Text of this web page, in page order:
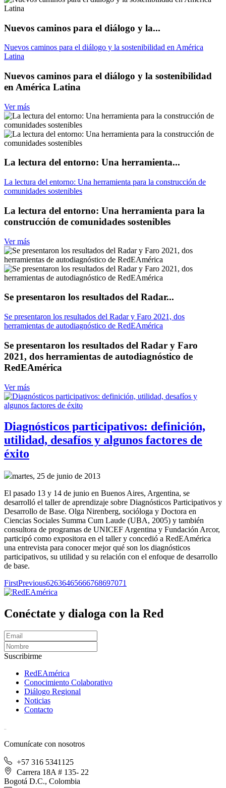
Nuevos caminos para el diálogo y la...
Nuevos caminos para el diálogo y la sostenibilidad en América
Latina
Nuevos caminos para el diálogo y la sostenibilidad
en América Latina
Ver más
La lectura del entorno: Una herramienta...
La lectura del entorno: Una herramienta para la construcción de
comunidades sostenibles
La lectura del entorno: Una herramienta para la
construcción de comunidades sostenibles
Ver más
Se presentaron los resultados del Radar...
Se presentaron los resultados del Radar y Faro 2021, dos
herramientas de autodiagnóstico de RedEAmérica
Se presentaron los resultados del Radar y Faro
2021, dos herramientas de autodiagnóstico de
RedEAmérica
Ver más
Diagnósticos participativos: definición,
utilidad, desafíos y algunos factores de
éxito
martes, 25 de junio de 2013
El pasado 13 y 14 de junio en Buenos Aires, Argentina, se
desarrolló el taller de aprendizaje sobre Diagnósticos Participativos y
Desarrollo de Base. Olga Nirenberg, socióloga y Doctora en
Ciencias Sociales Summa Cum Laude (UBA, 2005) y también
consultora de programas de UNICEF Argentina y Fundación Arcor,
participó como expositora en el taller y concedió a RedEAmérica
una entrevista para conocer mejor qué son los diagnósticos
participativos, su utilidad y su relación con el enfoque de desarrollo
de base.
FirstPrevious62636465666768697071
Conéctate y dialoga con la Red
Suscribirme
RedEAmérica
Conocimiento Colaborativo
Diálogo Regional
Noticias
Contacto
Comunícate con nosotros
+57 316 5341125
Carrera 18A # 135- 22
Bogotá D.C., Colombia